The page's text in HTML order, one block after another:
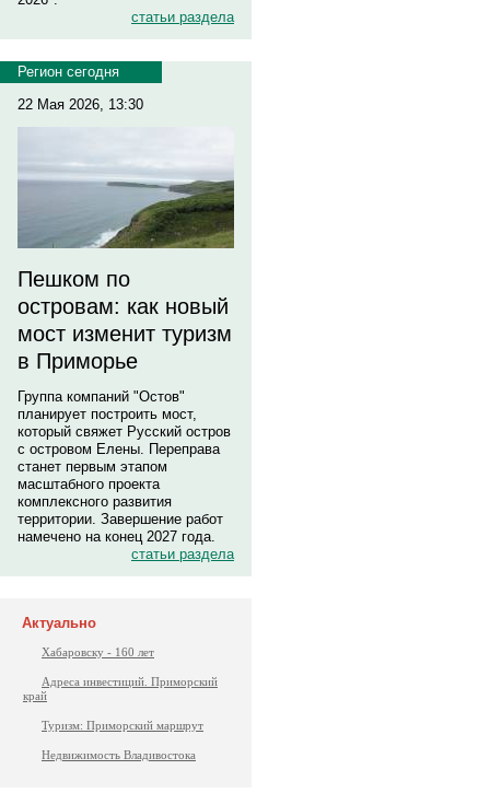
статьи раздела
Регион сегодня
22 Мая 2026, 13:30
Пешком по
островам: как новый
мост изменит туризм
в Приморье
Группа компаний "Остов"
планирует построить мост,
который свяжет Русский остров
с островом Елены. Переправа
станет первым этапом
масштабного проекта
комплексного развития
территории. Завершение работ
намечено на конец 2027 года.
статьи раздела
Актуально
Хабаровску - 160 лет
Адреса инвестиций. Приморский
край
Туризм: Приморский маршрут
Недвижимость Владивостока